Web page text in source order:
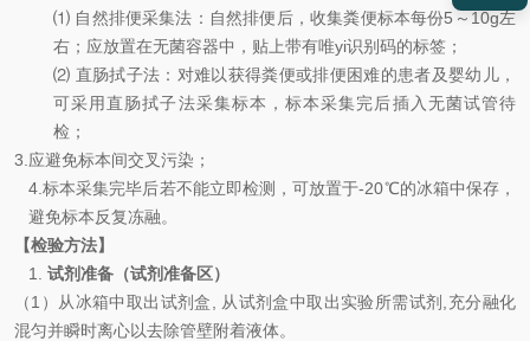
⑴ 自然排便采集法：自然排便后，收集粪便标本每份5 ～ 10g左
右；应放置在无菌容器中，贴上带有唯yi识别码的标签；
⑵ 直肠拭子法：对难以获得粪便或排便困难的患者及婴幼儿，
可采用直肠拭子法采集标本，标本采集完后插入无菌试管待
检；
3 应避免标本间交叉污染；
4. 标本采集完毕后若不能立即检测，可放置于-20℃的冰箱中保存，
避免标本反复冻融。
【检验方法】
1. 试剂准备（试剂准备区）
（1 ）从冰箱中取出试剂盒 从试剂盒中取出实验所需试剂 充分融化
混匀并瞬时离心以去除管壁附着液体。